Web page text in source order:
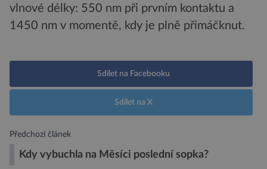
vlnové délky: 550 nm při prvním kontaktu a
1450 nm v momentě, kdy je plně přimáčknut.
Sdílet na Facebooku
Sdílet na X
Předchozí článek
Kdy vybuchla na Měsíci poslední sopka?